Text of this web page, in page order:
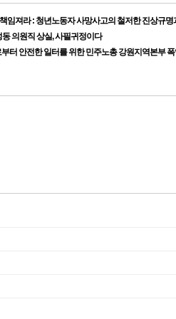
임져라 : 청년노동자 사망사고의 철저한 진상규
의원직 상실, 사필귀정이다
터 안전한 일터를 위한 민주노총 강원지역본부